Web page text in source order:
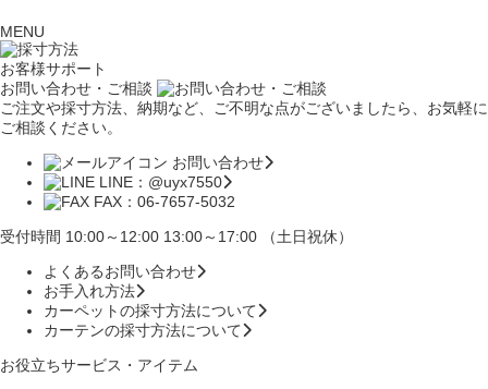
MENU
お客様サポート
お問い合わせ・ご相談
ご注文や採寸方法、納期など、ご不明な点がございましたら、お気軽に
ご相談ください。
お問い合わせ
LINE：@uyx7550
FAX：06-7657-5032
受付時間 10:00～12:00 13:00～17:00 （土日祝休）
よくあるお問い合わせ
お手入れ方法
カーペットの採寸方法について
カーテンの採寸方法について
お役立ちサービス・アイテム